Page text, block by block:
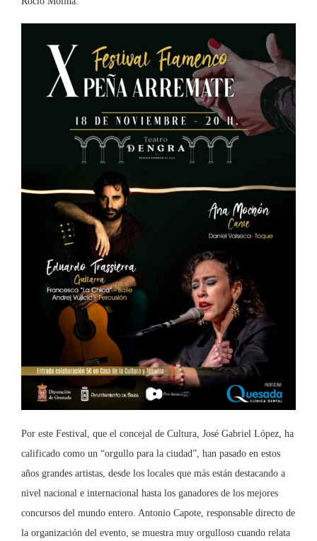
Por este Festival, que el concejal de Cultura, José Gabriel López, ha
calificado como un “orgullo para la ciudad”, han pasado en estos
años grandes artistas, desde los locales que más están destacando a
nivel nacional e internacional hasta los ganadores de los mejores
concursos del mundo entero. Antonio Capote, responsable directo de
la organización del evento, se muestra muy orgulloso cuando relata